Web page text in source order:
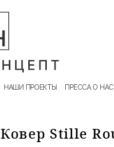
НАШИ ПРОЕКТЫ ПРЕССА О НАС
Ковер Stille